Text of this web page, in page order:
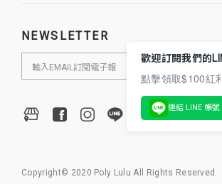
NEWSLETTER
Copyright© 2020 Poly Lulu All Rights Reserved.
歡迎訂閱我們的
點擊領取$100紅
連結 LINE 帳號